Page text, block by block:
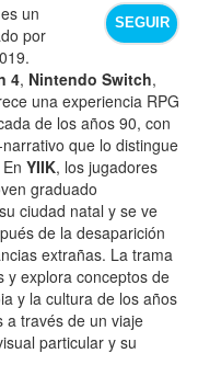
SEGUIR
es un
por
4, Nintendo Switch,
una experiencia RPG
de los años 90, con
que lo distingue
EnYIIK, los jugadores
graduado
ciudad natal y se ve
de la desaparición
extrañas. La trama
y explora conceptos de
y la cultura de los años
a través de un viaje
particular y su